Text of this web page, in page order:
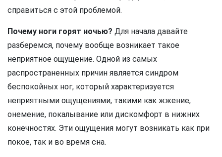
справиться с этой проблемой.
Почему ноги горят ночью? Для начала давайте
разберемся, почему вообще возникает такое
неприятное ощущение. Одной из самых
распространенных причин является синдром
беспокойных ног, который характеризуется
неприятными ощущениями, такими как жжение,
онемение, покалывание или дискомфорт в нижних
конечностях. Эти ощущения могут возникать как при
покое, так и во время сна.